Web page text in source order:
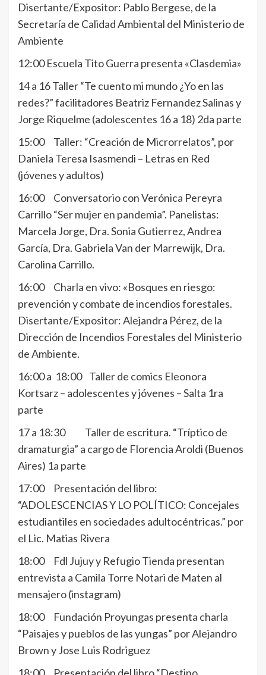
Disertante/Expositor: Pablo Bergese, de la
Secretaría de Calidad Ambiental del Ministerio de
Ambiente
12:00 Escuela Tito Guerra presenta «Clasdemia»
14 a 16 Taller “Te cuento mi mundo ¿Yo en las
redes?” facilitadores Beatriz Fernandez Salinas y
Jorge Riquelme (adolescentes 16 a 18) 2da parte
15:00 Taller: “Creación de Microrrelatos”, por
Daniela Teresa Isasmendi – Letras en Red
(jóvenes y adultos)
16:00 Conversatorio con Verónica Pereyra
Carrillo “Ser mujer en pandemia”. Panelistas:
Marcela Jorge, Dra. Sonia Gutierrez, Andrea
García, Dra. Gabriela Van der Marrewijk, Dra.
Carolina Carrillo.
16:00 Charla en vivo: «Bosques en riesgo:
prevención y combate de incendios forestales.
Disertante/Expositor: Alejandra Pérez, de la
Dirección de Incendios Forestales del Ministerio
de Ambiente.
16:00 a 18:00 Taller de comics Eleonora
Kortsarz – adolescentes y jóvenes – Salta 1ra
parte
17 a 18:30 Taller de escritura. “Tríptico de
dramaturgia” a cargo de Florencia Aroldi (Buenos
Aires) 1a parte
17:00 Presentación del libro:
“ADOLESCENCIAS Y LO POLÍTICO: Concejales
estudiantiles en sociedades adultocéntricas.” por
el Lic. Matias Rivera
18:00 Fdl Jujuy y Refugio Tienda presentan
entrevista a Camila Torre Notari de Maten al
mensajero (instagram)
18:00 Fundación Proyungas presenta charla
“Paisajes y pueblos de las yungas” por Alejandro
Brown y Jose Luis Rodriguez